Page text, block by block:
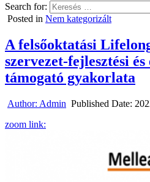
Search for:
Posted in Nem kategorizált
A felsőoktatási
szervezet-fejlesztési
támogató gyakorlata
Author: Admin Published Date:
zoom link: